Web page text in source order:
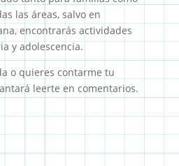
las áreas, salvo en
encontrarás actividades
y adolescencia.
o quieres contarme tu
leerte en comentarios.